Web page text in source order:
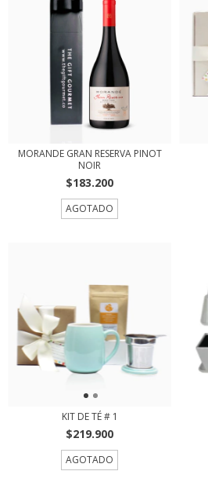
MORANDE GRAN RESERVA PINOT
NOIR
$183.200
AGOTADO
KIT DE TÉ # 1
$219.900
AGOTADO